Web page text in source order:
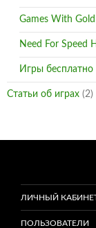
Games With Gold
Need For Speed
Игры бесплатно
Статьи об играх (2)
ЛИЧНЫЙ
ПОЛЬЗОВАТЕЛИ